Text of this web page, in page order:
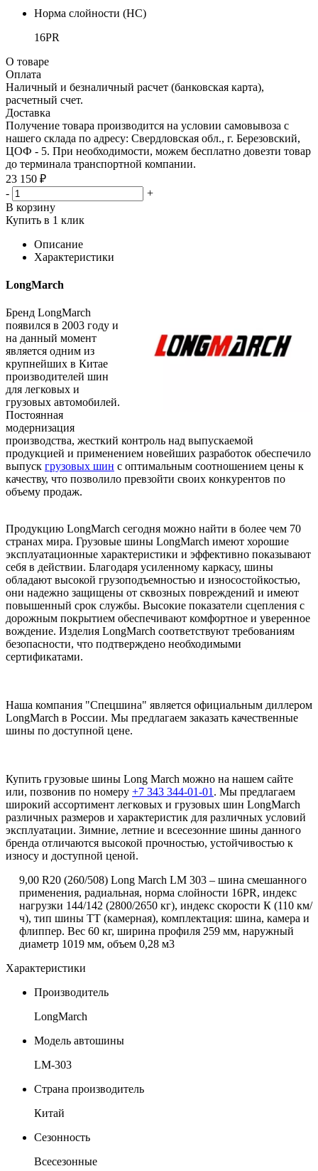
Норма слойности (НС)
16PR
О товаре
Оплата
Наличный и безналичный расчет (банковская карта),
расчетный счет.
Доставка
Получение товара производится на условии самовывоза с
нашего склада по адресу: Свердловская обл., г. Березовский,
ЦОФ - 5. При необходимости, можем бесплатно довезти товар
до терминала транспортной компании.
23 150 ₽
-
+
В корзину
Купить в 1 клик
Описание
Характеристики
LongMarch
Бренд LongMarch
появился в 2003 году и
на данный момент
является одним из
крупнейших в Китае
производителей шин
для легковых и
грузовых автомобилей.
Постоянная
модернизация
производства, жесткий контроль над выпускаемой
продукцией и применением новейших разработок обеспечило
выпуск грузовых шин с оптимальным соотношением цены к
качеству, что позволило превзойти своих конкурентов по
объему продаж.
Продукцию LongMarch сегодня можно найти в более чем 70
странах мира. Грузовые шины LongMarch имеют хорошие
эксплуатационные характеристики и эффективно показывают
себя в действии. Благодаря усиленному каркасу, шины
обладают высокой грузоподъемностью и износостойкостью,
они надежно защищены от сквозных повреждений и имеют
повышенный срок службы. Высокие показатели сцепления с
дорожным покрытием обеспечивают комфортное и уверенное
вождение. Изделия LongMarch соответствуют требованиям
безопасности, что подтверждено необходимыми
сертификатами.
Наша компания "Спецшина" является официальным диллером
LongMarch в России. Мы предлагаем заказать качественные
шины по доступной цене.
Купить грузовые шины Long March можно на нашем сайте
или, позвонив по номеру +7 343 344-01-01 . Мы предлагаем
широкий ассортимент легковых и грузовых шин LongMarch
различных размеров и характеристик для различных условий
эксплуатации. Зимние, летние и всесезонние шины данного
бренда отличаются высокой прочностью, устойчивостью к
износу и доступной ценой.
9,00 R20 (260/508) Long March LM 303 – шина смешанного
применения, радиальная, норма слойности 16PR, индекс
нагрузки 144/142 (2800/2650 кг), индекс скорости К (110 км/
ч), тип шины ТТ (камерная), комплектация: шина, камера и
флиппер. Вес 60 кг, ширина профиля 259 мм, наружный
диаметр 1019 мм, объем 0,28 м3
Характеристики
Производитель
LongMarch
Модель автошины
LM-303
Страна производитель
Китай
Сезонность
Всесезонные